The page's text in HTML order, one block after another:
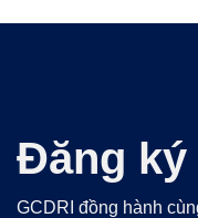
Đăng ký
GCDRI đồng hành